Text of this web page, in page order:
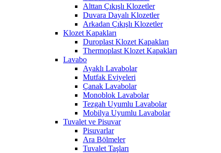
Alttan Çıkışlı Klozetler
Duvara Dayalı Klozetler
Arkadan Çıkışlı Klozetler
Klozet Kapakları
Duroplast Klozet Kapakları
Thermoplast Klozet Kapakları
Lavabo
Ayaklı Lavabolar
Mutfak Eviyeleri
Çanak Lavabolar
Monoblok Lavabolar
Tezgah Uyumlu Lavabolar
Mobilya Uyumlu Lavabolar
Tuvalet ve Pisuvar
Pisuvarlar
Ara Bölmeler
Tuvalet Taşları